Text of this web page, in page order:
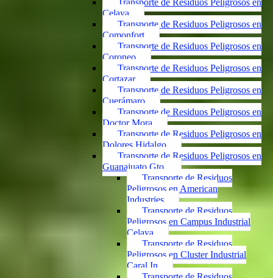
Transporte de Residuos Peligrosos en
Celaya
Transporte de Residuos Peligrosos en
Comonfort
Transporte de Residuos Peligrosos en
Coroneo
Transporte de Residuos Peligrosos en
Cortazar
Transporte de Residuos Peligrosos en
Cuerámaro
Transporte de Residuos Peligrosos en
Doctor Mora
Transporte de Residuos Peligrosos en
Dolores Hidalgo
Transporte de Residuos Peligrosos en
Guanajuato Gto.
Transporte de Residuos
Peligrosos en American
Industries
Transporte de Residuos
Peligrosos en Campus Industrial
Celaya
Transporte de Residuos
Peligrosos en Cluster Industrial
Caral In